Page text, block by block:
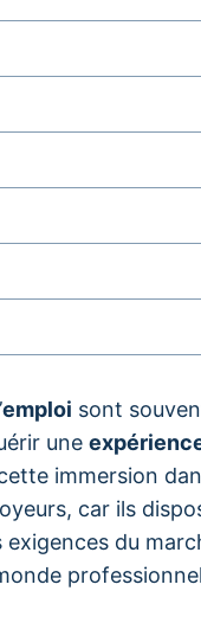
emploi sont
une
immersion
car ils
du